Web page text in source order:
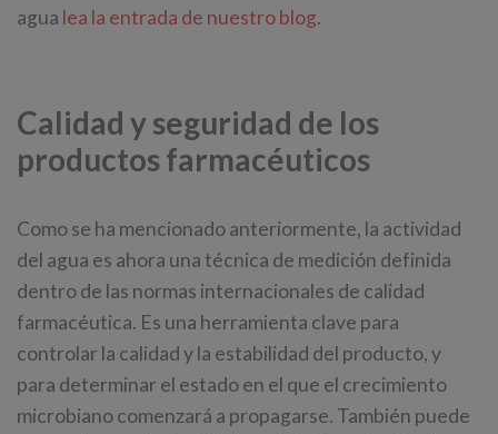
agua lea la entrada de nuestro blog.
Calidad y seguridad de los
productos farmacéuticos
Como se ha mencionado anteriormente, la actividad
del agua es ahora una técnica de medición definida
dentro de las normas internacionales de calidad
farmacéutica. Es una herramienta clave para
controlar la calidad y la estabilidad del producto, y
para determinar el estado en el que el crecimiento
microbiano comenzará a propagarse. También puede